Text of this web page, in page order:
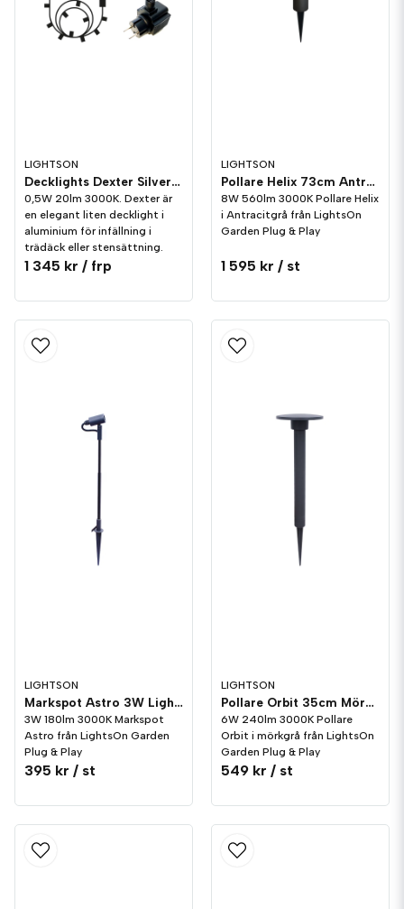
LIGHTSON
Decklights Dexter Silver 10-pack LightsOn Garden Plug & Play
0,5W 20lm 3000K. Dexter är
en elegant liten decklight i
aluminium för infällning i
trädäck eller stensättning.
1 345 kr / frp
LIGHTSON
Pollare Helix 73cm Antracitgrå 8W LightsOn Garden Plug & Play
8W 560lm 3000K Pollare Helix
i Antracitgrå från LightsOn
Garden Plug & Play
1 595 kr / st
LIGHTSON
Markspot Astro 3W LightsOn Garden Plug & Play
3W 180lm 3000K Markspot
Astro från LightsOn Garden
Plug & Play
395 kr / st
LIGHTSON
Pollare Orbit 35cm Mörkgrå 6W LightsOn Garden Plug & Play
6W 240lm 3000K Pollare
Orbit i mörkgrå från LightsOn
Garden Plug & Play
549 kr / st